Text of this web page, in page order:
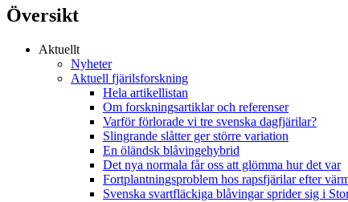
Översikt
Aktuellt
Nyheter
Aktuell fjärilsforskning
Hela artikellistan
Om forskningsartiklar och referenser
Varför förlorade vi tre svenska dagfjärilar?
Slingrande slåtter ger större variation
En öländsk blåvingehybrid
Det nya normala får oss att glömma hur det var
Fortplantningsproblem hos rapsfjärilar efter
Svenska svartfläckiga blåvingar sprider sig i